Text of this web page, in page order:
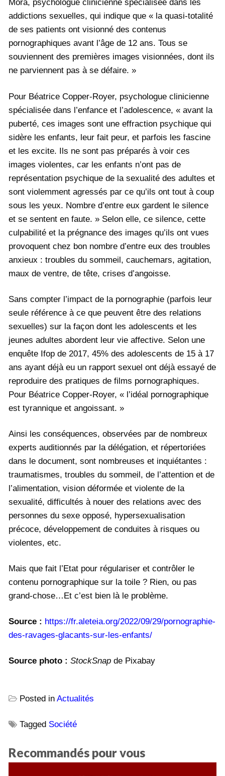
Mora, psychologue clinicienne spécialisée dans les
addictions sexuelles, qui indique que « la quasi-totalité
de ses patients ont visionné des contenus
pornographiques avant l’âge de 12 ans. Tous se
souviennent des premières images visionnées, dont ils
ne parviennent pas à se défaire. »
Pour Béatrice Copper-Royer, psychologue clinicienne
spécialisée dans l’enfance et l’adolescence, « avant la
puberté, ces images sont une effraction psychique qui
sidère les enfants, leur fait peur, et parfois les fascine
et les excite. Ils ne sont pas préparés à voir ces
images violentes, car les enfants n’ont pas de
représentation psychique de la sexualité des adultes et
sont violemment agressés par ce qu’ils ont tout à coup
sous les yeux. Nombre d’entre eux gardent le silence
et se sentent en faute. » Selon elle, ce silence, cette
culpabilité et la prégnance des images qu’ils ont vues
provoquent chez bon nombre d’entre eux des troubles
anxieux : troubles du sommeil, cauchemars, agitation,
maux de ventre, de tête, crises d’angoisse.
Sans compter l’impact de la pornographie (parfois leur
seule référence à ce que peuvent être des relations
sexuelles) sur la façon dont les adolescents et les
jeunes adultes abordent leur vie affective. Selon une
enquête Ifop de 2017, 45% des adolescents de 15 à 17
ans ayant déjà eu un rapport sexuel ont déjà essayé de
reproduire des pratiques de films pornographiques.
Pour Béatrice Copper-Royer, « l’idéal pornographique
est tyrannique et angoissant. »
Ainsi les conséquences, observées par de nombreux
experts auditionnés par la délégation, et répertoriées
dans le document, sont nombreuses et inquiétantes :
traumatismes, troubles du sommeil, de l’attention et de
l’alimentation, vision déformée et violente de la
sexualité, difficultés à nouer des relations avec des
personnes du sexe opposé, hypersexualisation
précoce, développement de conduites à risques ou
violentes, etc.
Mais que fait l’Etat pour régulariser et contrôler le
contenu pornographique sur la toile ? Rien, ou pas
grand-chose…Et c’est bien là le problème.
Source : https://fr.aleteia.org/2022/09/29/pornographie-
des-ravages-glacants-sur-les-enfants/
Source photo : StockSnap de Pixabay
Posted in Actualités
Tagged Société
Recommandés pour vous